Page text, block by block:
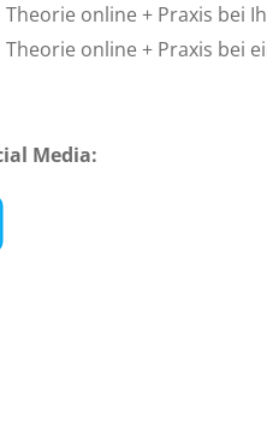
Theorie online + Praxis bei
Theorie online + Praxis bei
Media: